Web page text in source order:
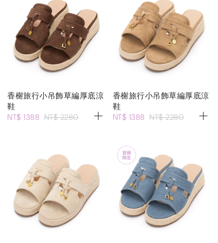
香榭旅行小吊飾草編厚底涼
鞋
NT$ 1388 NT$ 2280
香榭旅行小吊飾草編厚底涼
鞋
NT$ 1388 NT$ 2280